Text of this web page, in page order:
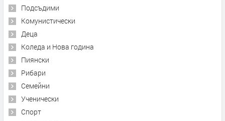
Подсъдими
Комунистически
Деца
Коледа и Нова година
Пиянски
Рибари
Семейни
Ученически
Спорт